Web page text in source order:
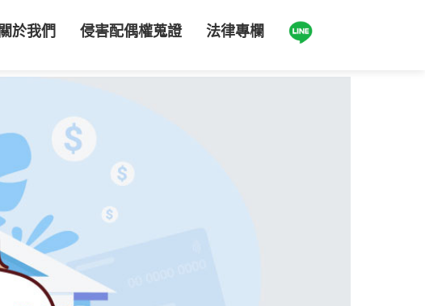
關於我們 侵害配偶權蒐證 法律專欄